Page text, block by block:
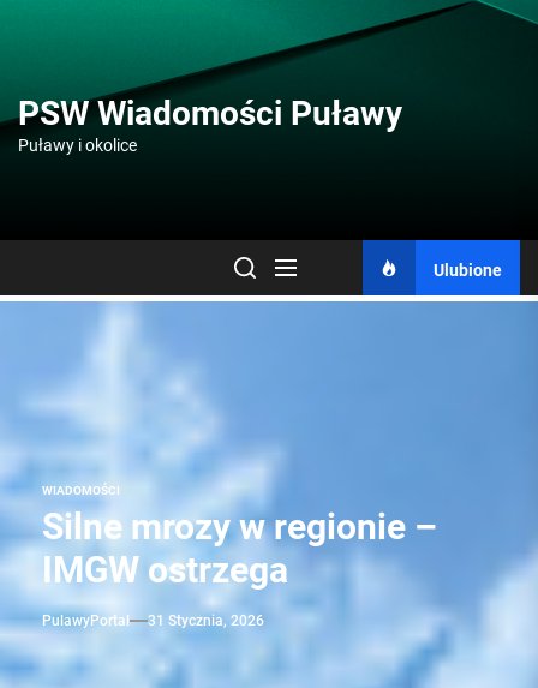
content
PSW Wiadomości Puławy
Puławy i okolice
Ulubione
WIADOMOŚCI
Silne mrozy w regionie –
IMGW ostrzega
PulawyPortal 31 Stycznia, 2026